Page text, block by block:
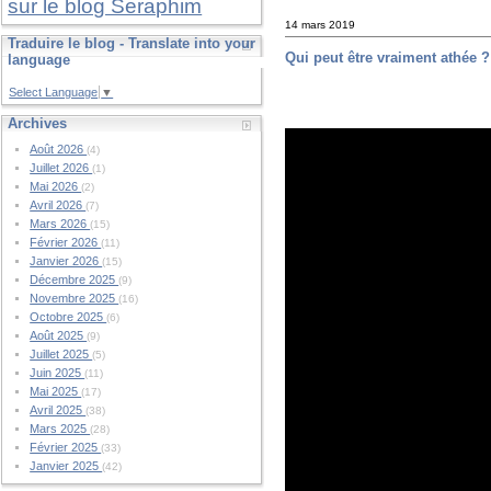
sur le blog Seraphim
Traduire le blog - Translate into your
language
Select Language ▼
Archives
Août 2026(4)
Juillet 2026(1)
Mai 2026(2)
Avril 2026(7)
Mars 2026(15)
Février 2026(11)
Janvier 2026(15)
Décembre 2025(9)
Novembre 2025(16)
Octobre 2025(6)
Août 2025(9)
Juillet 2025(5)
Juin 2025(11)
Mai 2025(17)
Avril 2025(38)
Mars 2025(28)
Février 2025(33)
Janvier 2025(42)
14 mars 2019
Qui peut être vraiment athée ?